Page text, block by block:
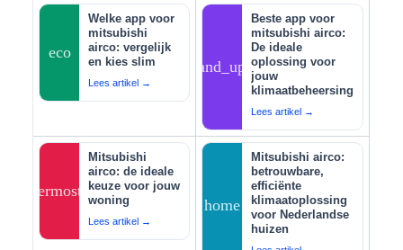
eco
Welke app voor
mitsubishi
airco: vergelijk
en kies slim
Lees artikel →
tips_and_updates
Beste app voor
mitsubishi airco:
De ideale
oplossing voor
jouw
klimaatbeheersing
Lees artikel →
thermostat
Mitsubishi
airco: de ideale
keuze voor jouw
woning
Lees artikel →
home
Mitsubishi airco:
betrouwbare,
efficiënte
klimaatoplossing
voor Nederlandse
huizen